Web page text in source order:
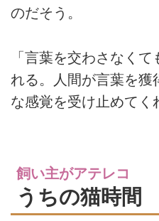
のだそう。
「言葉を交わさなく
れる。人間が言葉を獲
な感覚を受け止めてく
飼い主がアテレコ
うちの猫時間